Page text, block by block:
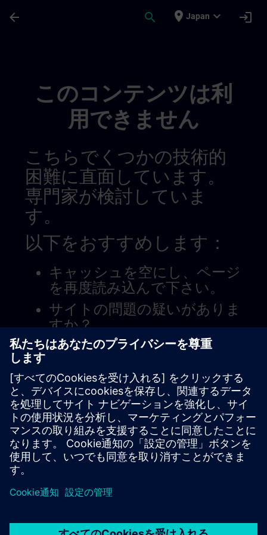
arrow_back search place Japan expand_more login
このコンテンツは利
用できません
こちらでくつかの技術的
困難に直面しています。
専門家が検討していま
す。
以下をおすすめします：
キャッシュを空にし、ページ
を再度読み込んで下さい。
サイトの問題の疑いがありま
すか？
問題を報告